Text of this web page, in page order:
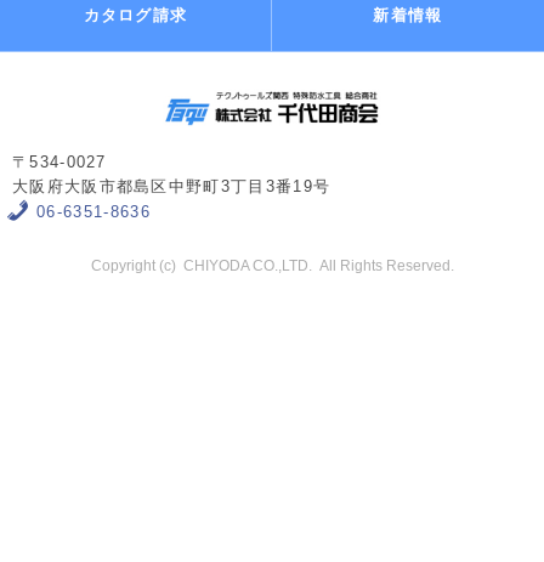
カタログ請求 新着情報
〒534-0027
大阪府大阪市都島区中野町3丁目3番19号
06-6351-8636
Copyright (c) CHIYODA CO.,LTD. All Rights Reserved.